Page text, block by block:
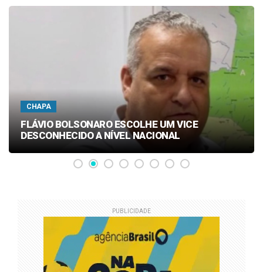
CHAPA
FLÁVIO BOLSONARO ESCOLHE UM VICE
DESCONHECIDO A NÍVEL NACIONAL
PUBLICIDADE